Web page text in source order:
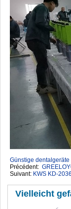
Günstige dentalgeräte
Précédent:
Suivant: KWS KD-
Vielleicht